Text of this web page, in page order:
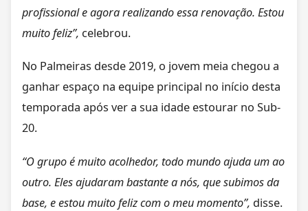
profissional e agora realizando essa renovação. Estou
muito feliz”, celebrou.
No Palmeiras desde 2019, o jovem meia chegou a
ganhar espaço na equipe principal no início desta
temporada após ver a sua idade estourar no Sub-
20.
“O grupo é muito acolhedor, todo mundo ajuda um ao
outro. Eles ajudaram bastante a nós, que subimos da
base, e estou muito feliz com o meu momento”, disse.